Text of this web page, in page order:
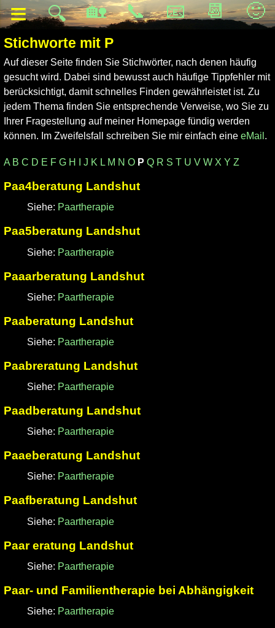
≡ 🔍 🏡 📞 📧 📆 🙂
Stichworte mit P
Auf dieser Seite finden Sie Stichwörter, nach denen häufig
gesucht wird. Dabei sind bewusst auch häufige Tippfehler mit
berücksichtigt, damit schnelles Finden gewährleistet ist. Zu
jedem Thema finden Sie entsprechende Verweise, wo Sie zu
Ihrer Fragestellung auf meiner Homepage fündig werden
können. Im Zweifelsfall schreiben Sie mir einfach eineeMail .
A B C D E F G H J K L M N O P Q R S T U V W X Y Z
Paa4beratung Landshut
Siehe: Paartherapie
Paa5beratung Landshut
Siehe: Paartherapie
Paaarberatung Landshut
Siehe: Paartherapie
Paaberatung Landshut
Siehe: Paartherapie
Paabreratung Landshut
Siehe: Paartherapie
Paadberatung Landshut
Siehe: Paartherapie
Paaeberatung Landshut
Siehe: Paartherapie
Paafberatung Landshut
Siehe: Paartherapie
Paar eratung Landshut
Siehe: Paartherapie
Paar- und Familientherapie bei Abhängigkeit
Siehe: Paartherapie